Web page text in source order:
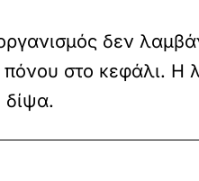
δεν
στο κεφάλι. Η
δίψα.